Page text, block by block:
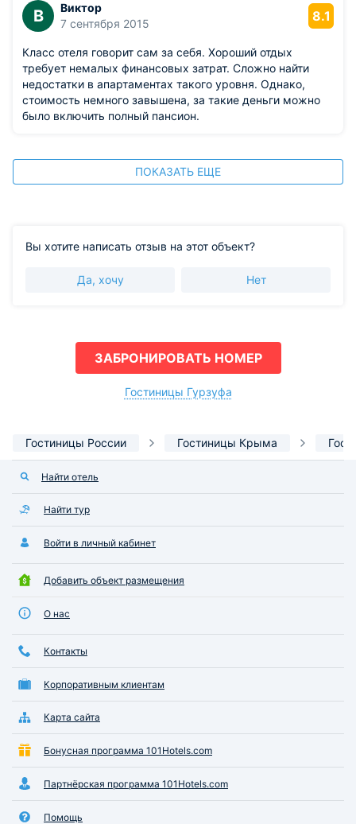
В
Виктор
7 сентября 2015
8.1
Класс отеля говорит сам за себя. Хороший отдых
требует немалых финансовых затрат. Сложно найти
недостатки в апартаментах такого уровня. Однако,
стоимость немного завышена, за такие деньги можно
было включить полный пансион.
ПОКАЗАТЬ ЕЩЕ
Вы хотите написать отзыв на этот объект?
Да, хочу Нет
ЗАБРОНИРОВАТЬ НОМЕР
Гостиницы Гурзуфа
Гостиницы России Гостиницы Крыма
Найти отель
Найти тур
Войти в личный кабинет
Добавить объект размещения
О нас
Контакты
Корпоративным клиентам
Карта сайта
Бонусная программа 101Hotels.com
Партнёрская программа 101Hotels.com
Помощь